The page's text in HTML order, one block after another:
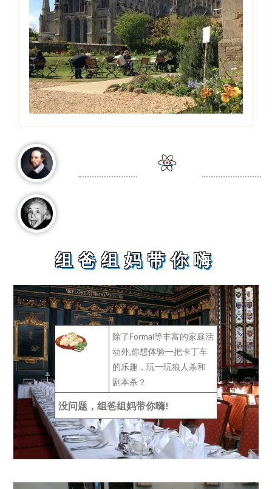
组爸组妈带你嗨
组爸组妈带你
除了Formal等丰富的家庭活
动外,你想体验一把卡丁车
的乐趣，玩一玩狼人杀和
剧本杀？
没问题，组爸组妈带你嗨!